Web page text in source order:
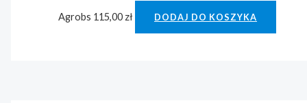
Agrobs 115,00 zł DODAJ DO KOSZYKA